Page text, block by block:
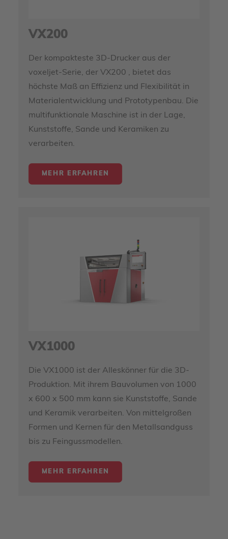
VX200
Der kompakteste 3D-Drucker aus der
voxeljet-Serie, der VX200 , bietet das
höchste Maß an Effizienz und Flexibilität in
Materialentwicklung und Prototypenbau. Die
multifunktionale Maschine ist in der Lage,
Kunststoffe, Sande und Keramiken zu
verarbeiten.
MEHR ERFAHREN
VX1000
Die VX1000 ist der Alleskönner für die 3D-
Produktion. Mit ihrem Bauvolumen von 1000
x 600 x 500 mm kann sie Kunststoffe, Sande
und Keramik verarbeiten. Von mittelgroßen
Formen und Kernen für den Metallsandguss
bis zu Feingussmodellen.
MEHR ERFAHREN